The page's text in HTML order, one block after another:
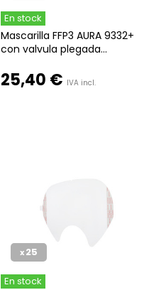
En stock
Mascarilla FFP3 AURA 9332+
con valvula plegada...
25,40 € IVA incl.
x25
En stock